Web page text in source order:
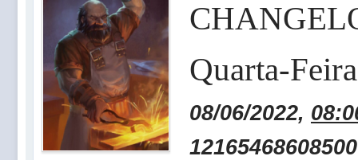
Quarta-
08/06/2022,
12165468608500